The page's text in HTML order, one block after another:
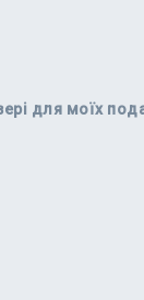
для моїх